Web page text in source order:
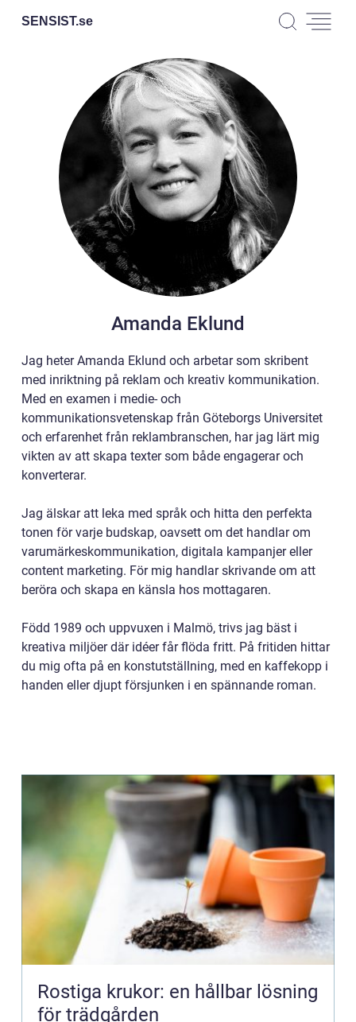
SENSIST.se
Amanda Eklund
Jag heter Amanda Eklund och arbetar som skribent
med inriktning på reklam och kreativ kommunikation.
Med en examen i medie- och
kommunikationsvetenskap från Göteborgs Universitet
och erfarenhet från reklambranschen, har jag lärt mig
vikten av att skapa texter som både engagerar och
konverterar.
Jag älskar att leka med språk och hitta den perfekta
tonen för varje budskap, oavsett om det handlar om
varumärkeskommunikation, digitala kampanjer eller
content marketing. För mig handlar skrivande om att
beröra och skapa en känsla hos mottagaren.
Född 1989 och uppvuxen i Malmö, trivs jag bäst i
kreativa miljöer där idéer får flöda fritt. På fritiden hittar
du mig ofta på en konstutställning, med en kaffekopp i
handen eller djupt försjunken i en spännande roman.
Rostiga krukor: en hållbar lösning
för trädgården